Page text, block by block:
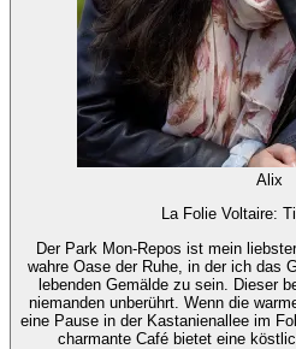
Alix
La Folie Voltaire:
Der Park Mon-Repos ist mein
wahre Oase der Ruhe, in der ich das
lebenden Gemälde zu sein. Dieser
niemanden unberührt. Wenn die
eine Pause in der Kastanienallee im
charmante Café bietet eine